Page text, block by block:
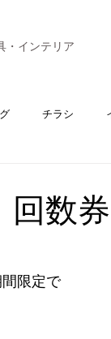
・インテリア
チラシ
数
限定で